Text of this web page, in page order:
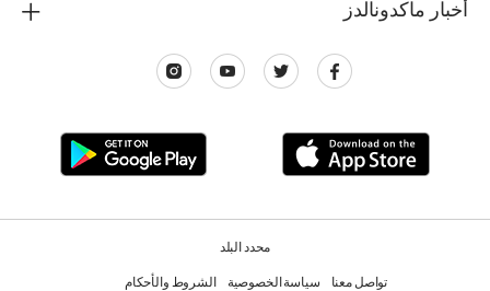
أخبار ماكدونالدز
محدد البلد
تواصل معنا سياسة الخصوصية الشروط والأحكام